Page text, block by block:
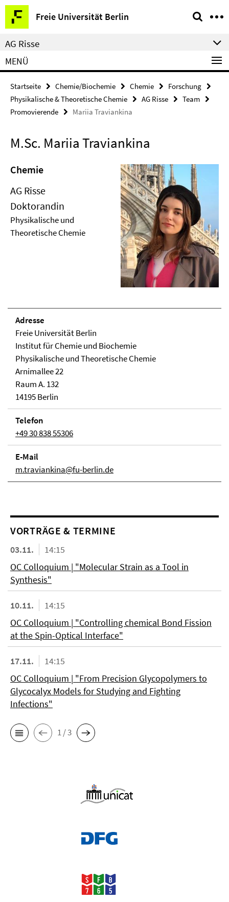
Springe
direkt
zu
Inhalt
Freie Universität Berlin
Service-
Navigation
AG Risse
MENÜ
Startseite Chemie/Biochemie Chemie
Forschung
Physikalische & Theoretische Chemie
AG Risse
Team
Promovierende
Mariia Traviankina
M.Sc. Mariia Traviankina
Chemie
AG Risse
Doktorandin
Physikalische und
Theoretische Chemie
Adresse
Freie Universität Berlin
Institut für Chemie und Biochemie
Physikalische und Theoretische Chemie
Arnimallee 22
Raum A. 132
14195 Berlin
Telefon
+49 30 838 55306
E-Mail
m.traviankina@fu-berlin.de
VORTRÄGE & TERMINE
03.11.
14:15
OC Colloquium | "Molecular Strain as a Tool in
Synthesis"
10.11.
14:15
OC Colloquium | "Controlling chemical Bond Fission
at the Spin-Optical Interface"
17.11.
14:15
OC Colloquium | "From Precision Glycopolymers to
Glycocalyx Models for Studying and Fighting
Infections"
1 / 3